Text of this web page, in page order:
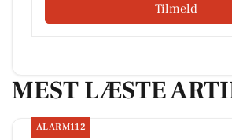
Tilmeld
MEST LÆSTE
ALARM112